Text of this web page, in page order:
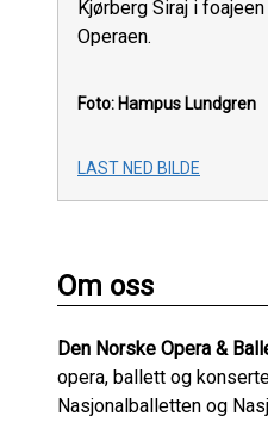
Kjørberg Siraj i
Operaen.
Foto: Hampus Lundgren
LAST NED BILDE
Om oss
Den Norske Opera &
opera, ballett og
Nasjonalballetten og